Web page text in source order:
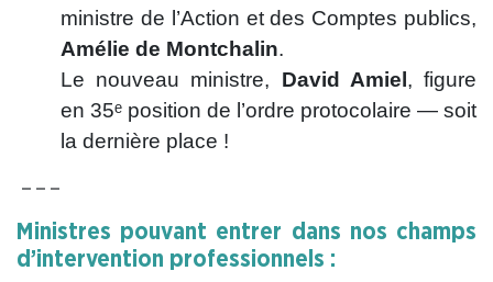
ministre de l’Action et des Comptes publics,
Amélie de Montchalin.
Le nouveau ministre, David Amiel, figure
en 35ᵉ position de l’ordre protocolaire — soit
la dernière place !
– – –
Ministres pouvant entrer dans nos champs
d’intervention professionnels :